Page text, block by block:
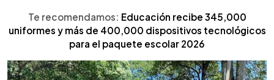
Te recomendamos: Educación recibe 345,000
uniformes y más de 400,000 dispositivos tecnológicos
para el paquete escolar 2026